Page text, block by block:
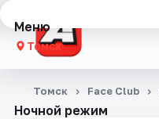
Меню
Томск
Концерты
Ночной режим
Томск Face Club